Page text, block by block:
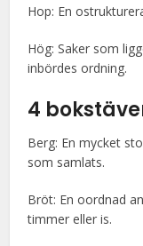
Hop: En
Hög: Saker som
inbördes ordning.
4
Berg: En mycket
som samlats.
Bröt: En oordnad
timmer eller is.